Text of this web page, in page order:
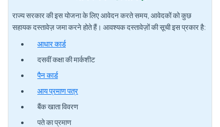
राज्य सरकार की इस योजना के लिए आवेदन करते समय, आवेदकों को कुछ
सहायक दस्तावेज़ जमा करने होते हैं। आवश्यक दस्तावेज़ों की सूची इस प्रकार है:
आधार कार्ड
दसवीं कक्षा की मार्कशीट
पैन कार्ड
आय प्रमाण पत्र
बैंक खाता विवरण
पते का प्रमाण